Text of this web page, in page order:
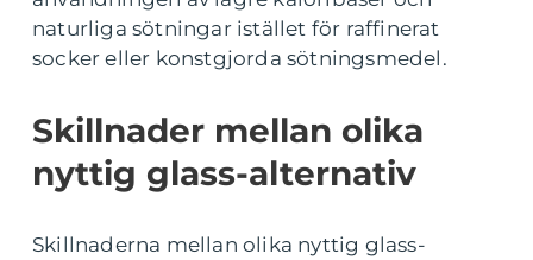
naturliga sötningar istället för raffinerat
socker eller konstgjorda sötningsmedel.
Skillnader mellan olika
nyttig glass-alternativ
Skillnaderna mellan olika nyttig glass-